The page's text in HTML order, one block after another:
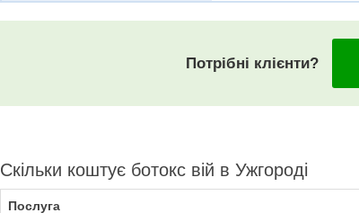
Потрібні клієнти?
Скільки коштує ботокс вій в Ужгороді
Послуга